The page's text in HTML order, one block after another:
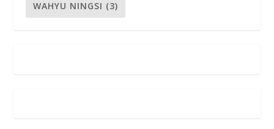
WAHYU NINGSI (3)